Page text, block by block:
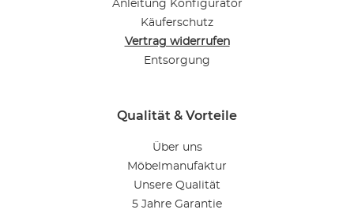
Anleitung Konfigurator
Käuferschutz
Vertrag widerrufen
Entsorgung
Qualität & Vorteile
Über uns
Möbelmanufaktur
Unsere Qualität
5 Jahre Garantie